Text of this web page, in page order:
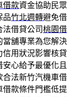
借款資金協助民眾
品竹北週轉避免借
借貸公司桃園借
當舖專業為您解決
用狀況影響核貸
心給予最優化且
合法新竹汽機車借
借款條件門檻低提